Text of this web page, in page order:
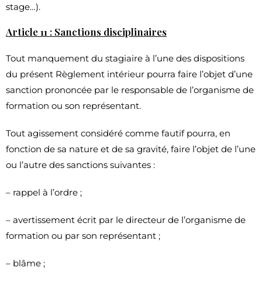
stage…).
Article 11 : Sanctions disciplinaires
Tout manquement du stagiaire à l’une des dispositions
du présent Règlement intérieur pourra faire l’objet d’une
sanction prononcée par le responsable de l’organisme de
formation ou son représentant.
Tout agissement considéré comme fautif pourra, en
fonction de sa nature et de sa gravité, faire l’objet de l’une
ou l’autre des sanctions suivantes :
– rappel à l’ordre ;
– avertissement écrit par le directeur de l’organisme de
formation ou par son représentant ;
– blâme ;